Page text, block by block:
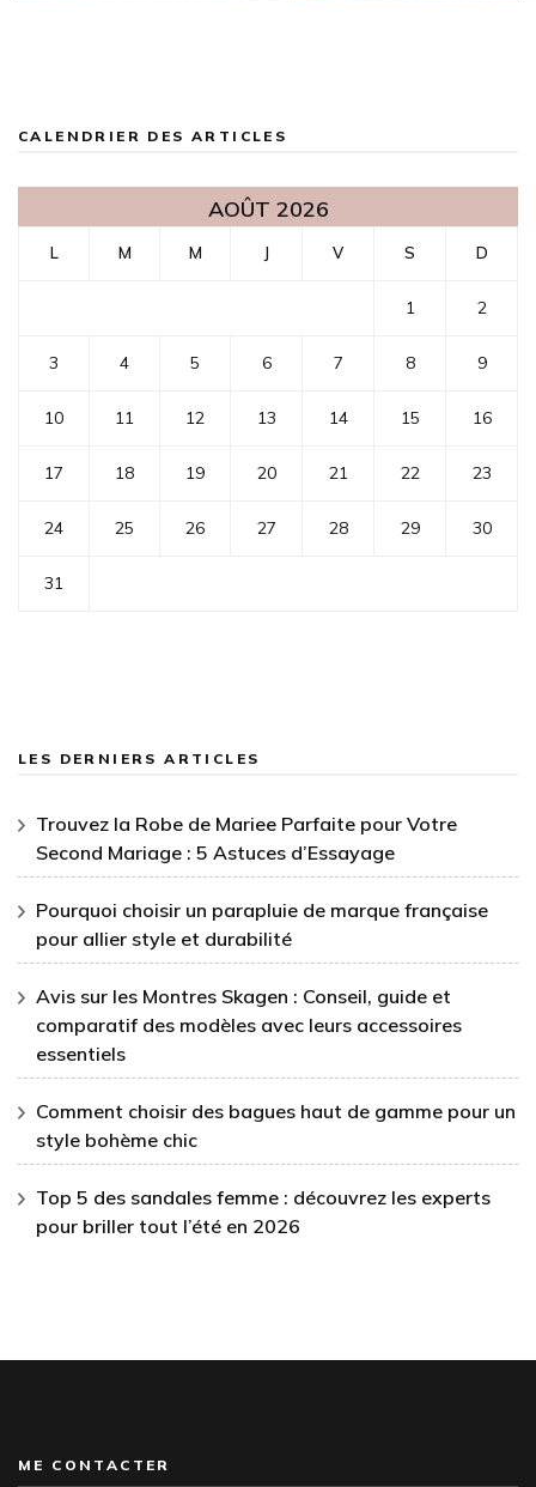
CALENDRIER DES ARTICLES
AOÛT 2026
L M M J V S D
1 2
3 4 5 6 7 8 9
10 11 12 13 14 15 16
17 18 19 20 21 22 23
24 25 26 27 28 29 30
31
LES DERNIERS ARTICLES
Trouvez la Robe de Mariee Parfaite pour Votre
Second Mariage : 5 Astuces d’Essayage
Pourquoi choisir un parapluie de marque française
pour allier style et durabilité
Avis sur les Montres Skagen : Conseil, guide et
comparatif des modèles avec leurs accessoires
essentiels
Comment choisir des bagues haut de gamme pour un
style bohème chic
Top 5 des sandales femme : découvrez les experts
pour briller tout l’été en 2026
ME CONTACTER